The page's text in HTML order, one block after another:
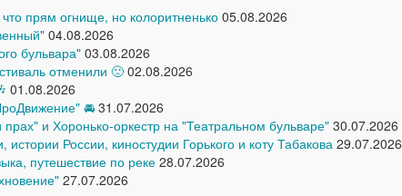
прям огнище, но колоритненько 05.08.2026
04.08.2026
бульвара" 03.08.2026
отменили 🙁 02.08.2026
01.08.2026
🚘 31.07.2026
и Хоронько-оркестр на "Театральном бульваре" 30.07.2026
России, киностудии Горького и коту Табакова 29.07.2026
путешествие по реке 28.07.2026
27.07.2026